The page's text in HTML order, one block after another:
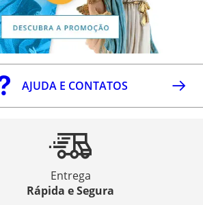
AJUDA E CONTATOS
Entrega
Rápida e Segura